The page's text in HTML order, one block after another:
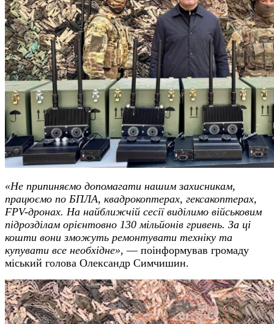
«Не припиняємо допомагати нашим захисникам,
працюємо по БПЛА, квадрокоптерах, гексакоптерах,
FPV-дронах. На найближчій сесії виділимо військовим
підрозділам орієнтовно 130 мільйонів гривень. За ці
кошти вони зможуть ремонтувати техніку та
купувати все необхідне», — поінформував громаду
міський голова Олександр Симчишин.